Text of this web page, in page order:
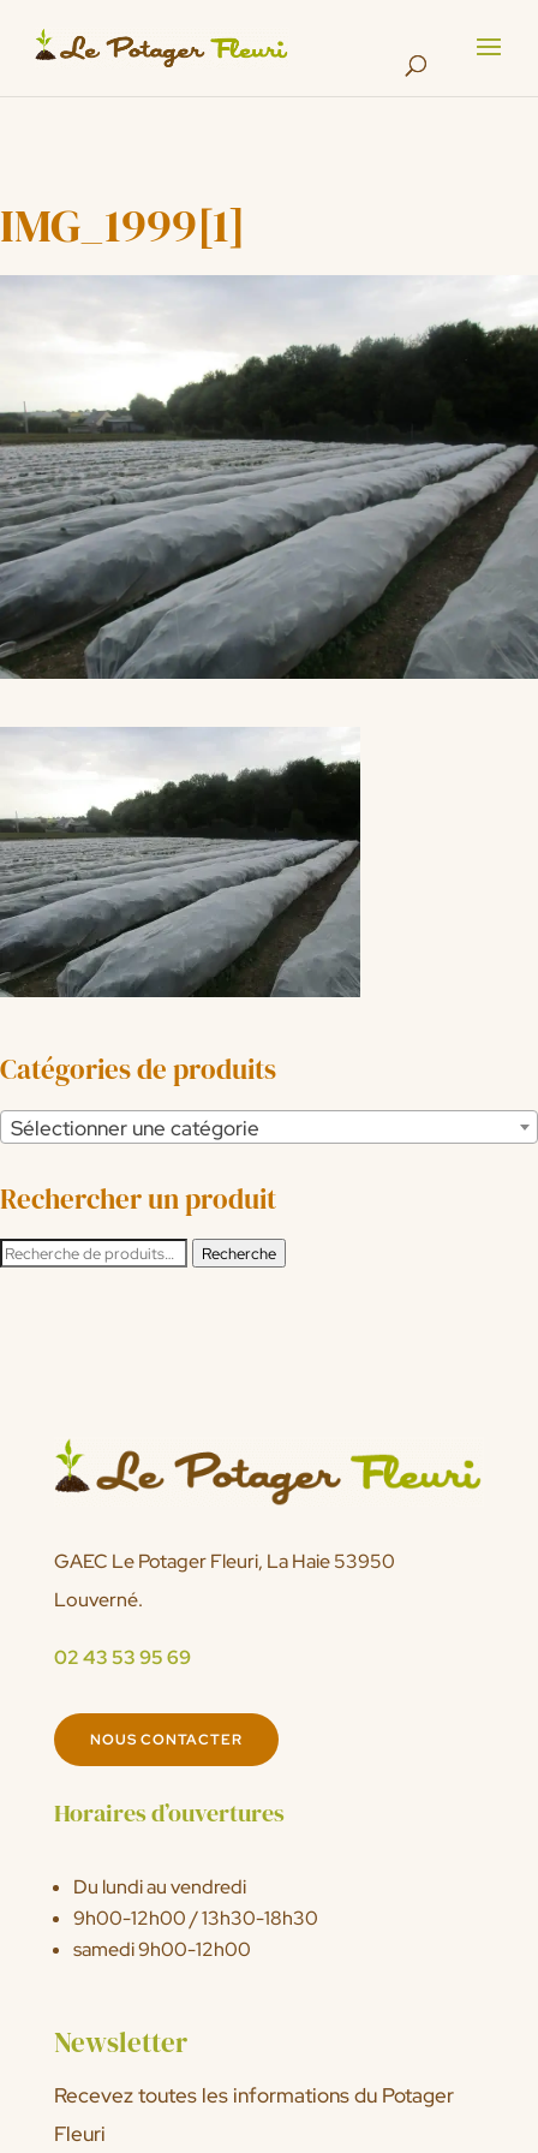
IMG_1999[1]
Catégories de produits
Sélectionner une catégorie
Rechercher un produit
Recherche
Recherche
GAEC Le Potager Fleuri, La Haie 53950
Louverné.
02 43 53 95 69
NOUS CONTACTER
Horaires d’ouvertures
Du lundi au vendredi
9h00-12h00 / 13h30-18h30
samedi 9h00-12h00
Newsletter
Recevez toutes les informations du Potager
Fleuri